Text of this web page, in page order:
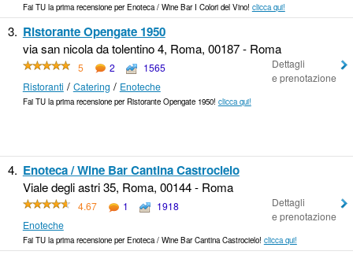
Fai TU la prima recensione per Enoteca / Wine Bar I Colori del Vino! clicca qui!
3. Ristorante Opengate 1950
via san nicola da tolentino 4, Roma, 00187 - Roma
5 2
1565
Ristoranti / Catering / Enoteche
Dettagli
e prenotazione
Fai TU la prima recensione per Ristorante Opengate 1950! clicca qui!
4. Enoteca / Wine Bar Cantina Castrocielo
Viale degli astri 35, Roma, 00144 - Roma
4.67 1
1918
Enoteche
Dettagli
e prenotazione
Fai TU la prima recensione per Enoteca / Wine Bar Cantina Castrocielo! clicca qui!